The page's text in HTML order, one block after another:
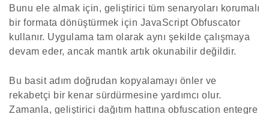
Bunu ele almak için, geliştirici tüm senaryoları korumalı
bir formata dönüştürmek için JavaScript Obfuscator
kullanır. Uygulama tam olarak aynı şekilde çalışmaya
devam eder, ancak mantık artık okunabilir değildir.
Bu basit adım doğrudan kopyalamayı önler ve
rekabetçi bir kenar sürdürmesine yardımcı olur.
Zamanla, geliştirici dağıtım hattına obfuscation entegre